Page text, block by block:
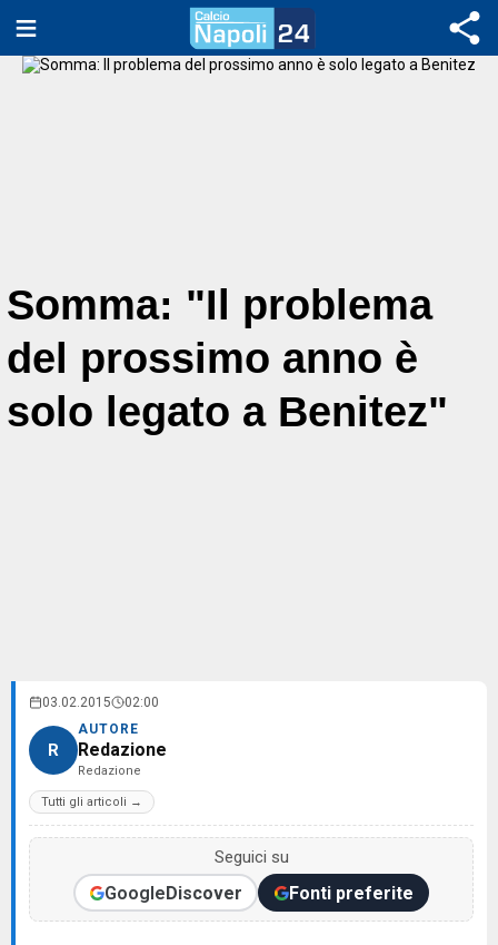
Somma: "Il problema
del prossimo anno è
solo legato a Benitez"
03.02.2015 02:00
R
AUTORE
Redazione
Redazione
Tutti gli articoli →
Seguici su
GoogleDiscover Fonti preferite